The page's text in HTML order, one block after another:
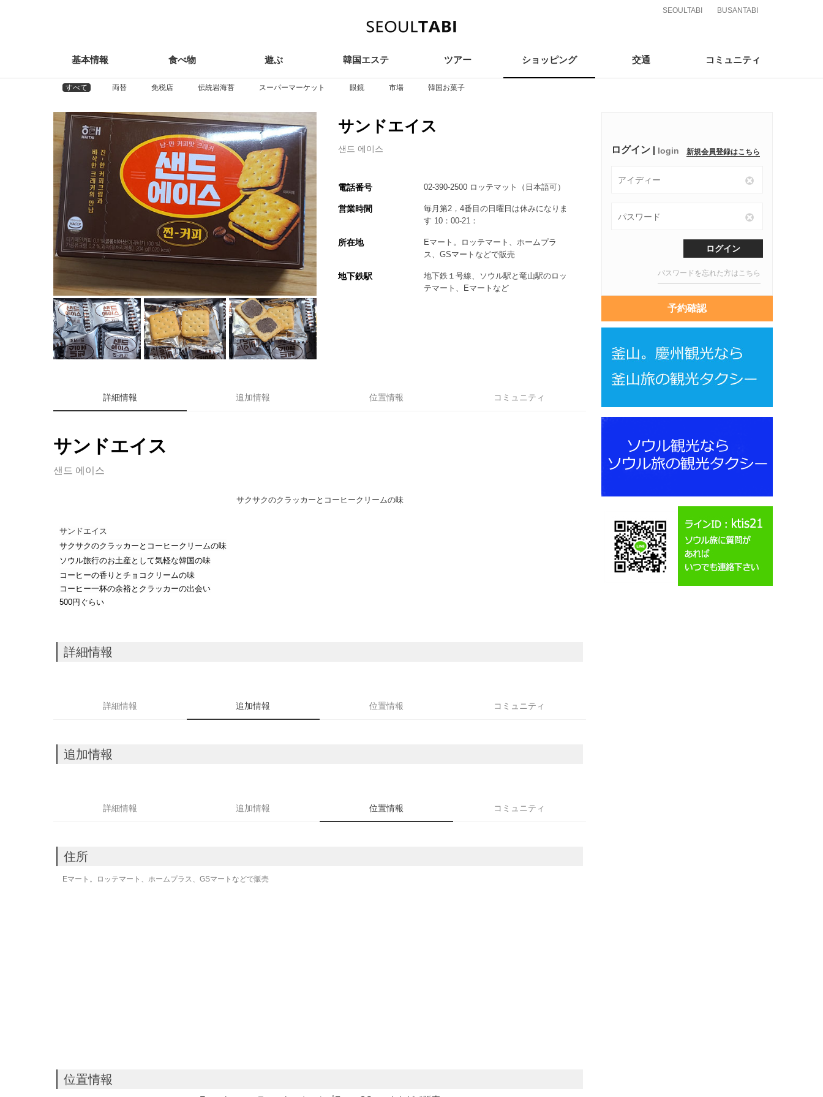
SEOULTABI BUSANTABI
基本情報
information
食べ物 遊ぶ 韓国エステ
Beauty
ツアー
Tour
ショッピング 交通 コミュニティ
すべて 両替 免税店 伝統岩海苔 スーパーマーケット 眼鏡 市場 韓国お菓子
サンドエイス
샌드 에이스
電話番号 02-390-2500 ロッテマット（日本語可）
営業時間
毎月第2，4番目の日曜日は休みになりま
す 10：00-21：
所在地
Eマート。ロッテマート、ホームプラ
ス、GSマートなどで販売
地下鉄駅
地下鉄１号線、ソウル駅と竜山駅のロッ
テマート、Eマートなど
詳細情報 追加情報 位置情報 コミュニティ
サンドエイス
샌드 에이스
サクサクのクラッカーとコーヒークリームの味
サンドエイス
サクサクのクラッカ ー とコ ー ヒ ークリ ームの味
ソウル旅行のお土産として気軽な韓国の味
コ ー ヒ ーの香りとチョコクリ ームの味
コ ー ヒ ー一杯の余裕とクラッカ ーの出会い
500円ぐらい
詳細情報
詳細情報 追加情報 位置情報 コミュニティ
追加情報
詳細情報 追加情報 位置情報 コミュニティ
住所
Eマート。ロッテマート、ホームプラス、GSマートなどで販売
位置情報
ログイン login 新規会員登録はこちら
ログイン
パスワードを忘れた方はこちら
予約確認